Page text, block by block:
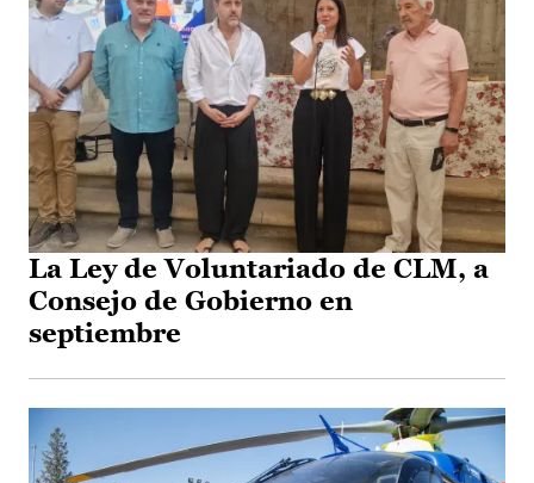
La Ley de Voluntariado de CLM, a
Consejo de Gobierno en
septiembre